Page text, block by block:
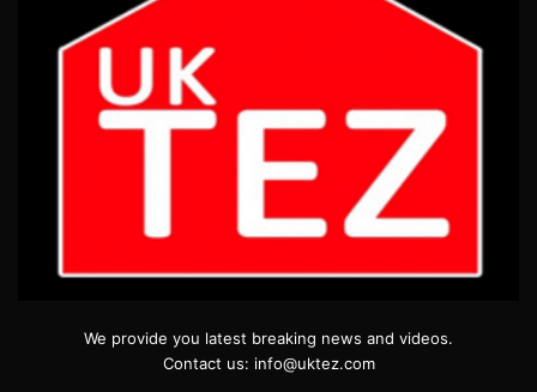
We provide you latest breaking news and videos.
Contact us: info@uktez.com